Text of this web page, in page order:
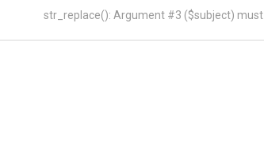
str_replace(): Argument #3 ($subject)